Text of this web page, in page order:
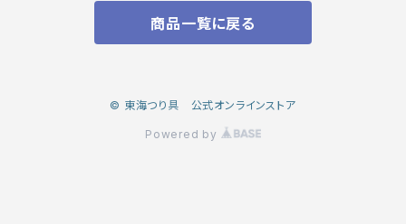
商品一覧に戻る
© 東海つり具 公式オンラインストア
Powered by